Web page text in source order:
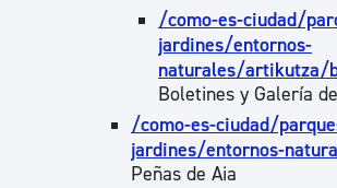
/como-es-ciudad/
jardines/entornos-
naturales/artikutza/
Boletines y Galería
/como-es-ciudad/
jardines/entornos-
Peñas de Aia